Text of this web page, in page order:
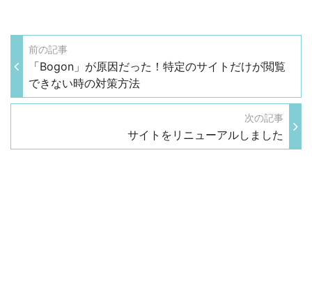
前の記事
「Bogon」が原因だった！特定のサイトだけが閲覧
できない時の対策方法
次の記事
サイトをリニューアルしました